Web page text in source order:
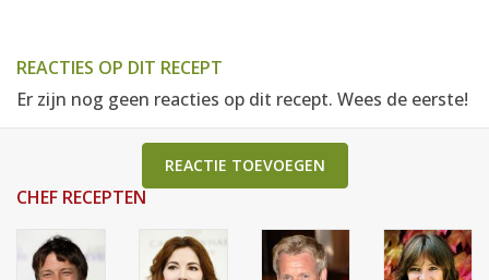
REACTIES OP DIT RECEPT
Er zijn nog geen reacties op dit recept. Wees de eerste!
REACTIE TOEVOEGEN
CHEF RECEPTEN